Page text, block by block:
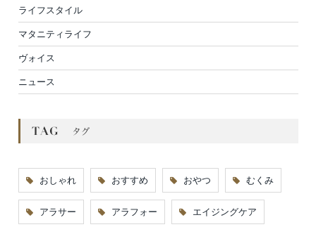
ライフスタイル
マタニティライフ
ヴォイス
ニュース
おしゃれ おすすめ おやつ むくみ
アラサー アラフォー エイジングケア